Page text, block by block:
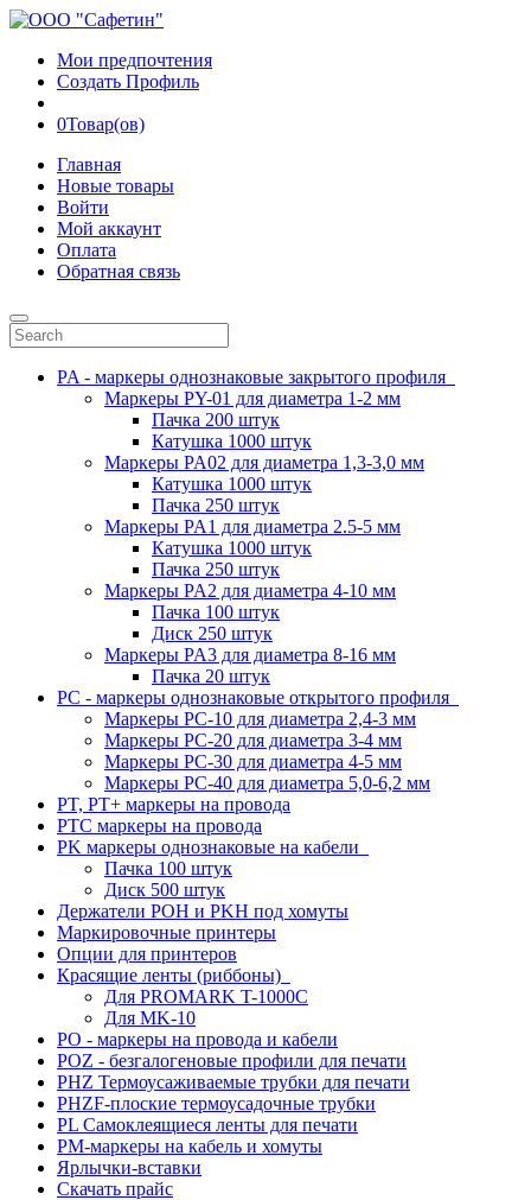
Мои предпочтения
Создать Профиль
0Товар(ов)
Главная
Новые товары
Войти
Мой аккаунт
Оплата
Обратная связь
PA - маркеры однознаковые закрытого профиля
Маркеры PY-01 для диаметра 1-2 мм
Пачка 200 штук
Катушка 1000 штук
Маркеры PA02 для диаметра 1,3-3,0 мм
Катушка 1000 штук
Пачка 250 штук
Маркеры PA1 для диаметра 2.5-5 мм
Катушка 1000 штук
Пачка 250 штук
Маркеры PA2 для диаметра 4-10 мм
Пачка 100 штук
Диск 250 штук
Маркеры PA3 для диаметра 8-16 мм
Пачка 20 штук
PC - маркеры однознаковые открытого профиля
Маркеры PC-10 для диаметра 2,4-3 мм
Маркеры PC-20 для диаметра 3-4 мм
Маркеры PC-30 для диаметра 4-5 мм
Маркеры PC-40 для диаметра 5,0-6,2 мм
PT, PT+ маркеры на провода
PTC маркеры на провода
PK маркеры однознаковые на кабели
Пачка 100 штук
Диск 500 штук
Держатели POH и PKH под хомуты
Маркировочные принтеры
Опции для принтеров
Красящие ленты (риббоны)
Для PROMARK T-1000C
Для MK-10
PO - маркеры на провода и кабели
POZ - безгалогеновые профили для печати
PHZ Термоусаживаемые трубки для печати
PHZF-плоские термоусадочные трубки
PL Самоклеящиеся ленты для печати
PM-маркеры на кабель и хомуты
Ярлычки-вставки
Скачать прайс